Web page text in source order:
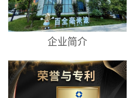
企业简介